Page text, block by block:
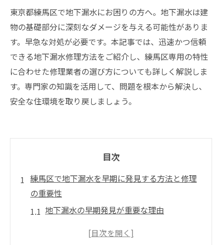
東京都練馬区で地下漏水にお困りの方へ。地下漏水は建
物の基礎部分に深刻なダメージを与える可能性がありま
す。早急な対処が必要です。本記事では、迅速かつ信頼
できる地下漏水修理方法をご紹介し、練馬区専用の特性
に合わせた修理業者の選び方についても詳しく解説しま
す。専門家の知識を活用して、問題を根本から解決し、
安全な住環境を取り戻しましょう。
目次
練馬区で地下漏水を早期に発見する方法と修理
の重要性
地下漏水の早期発見が重要な理由
練馬区特有の地下漏水のリスク要因